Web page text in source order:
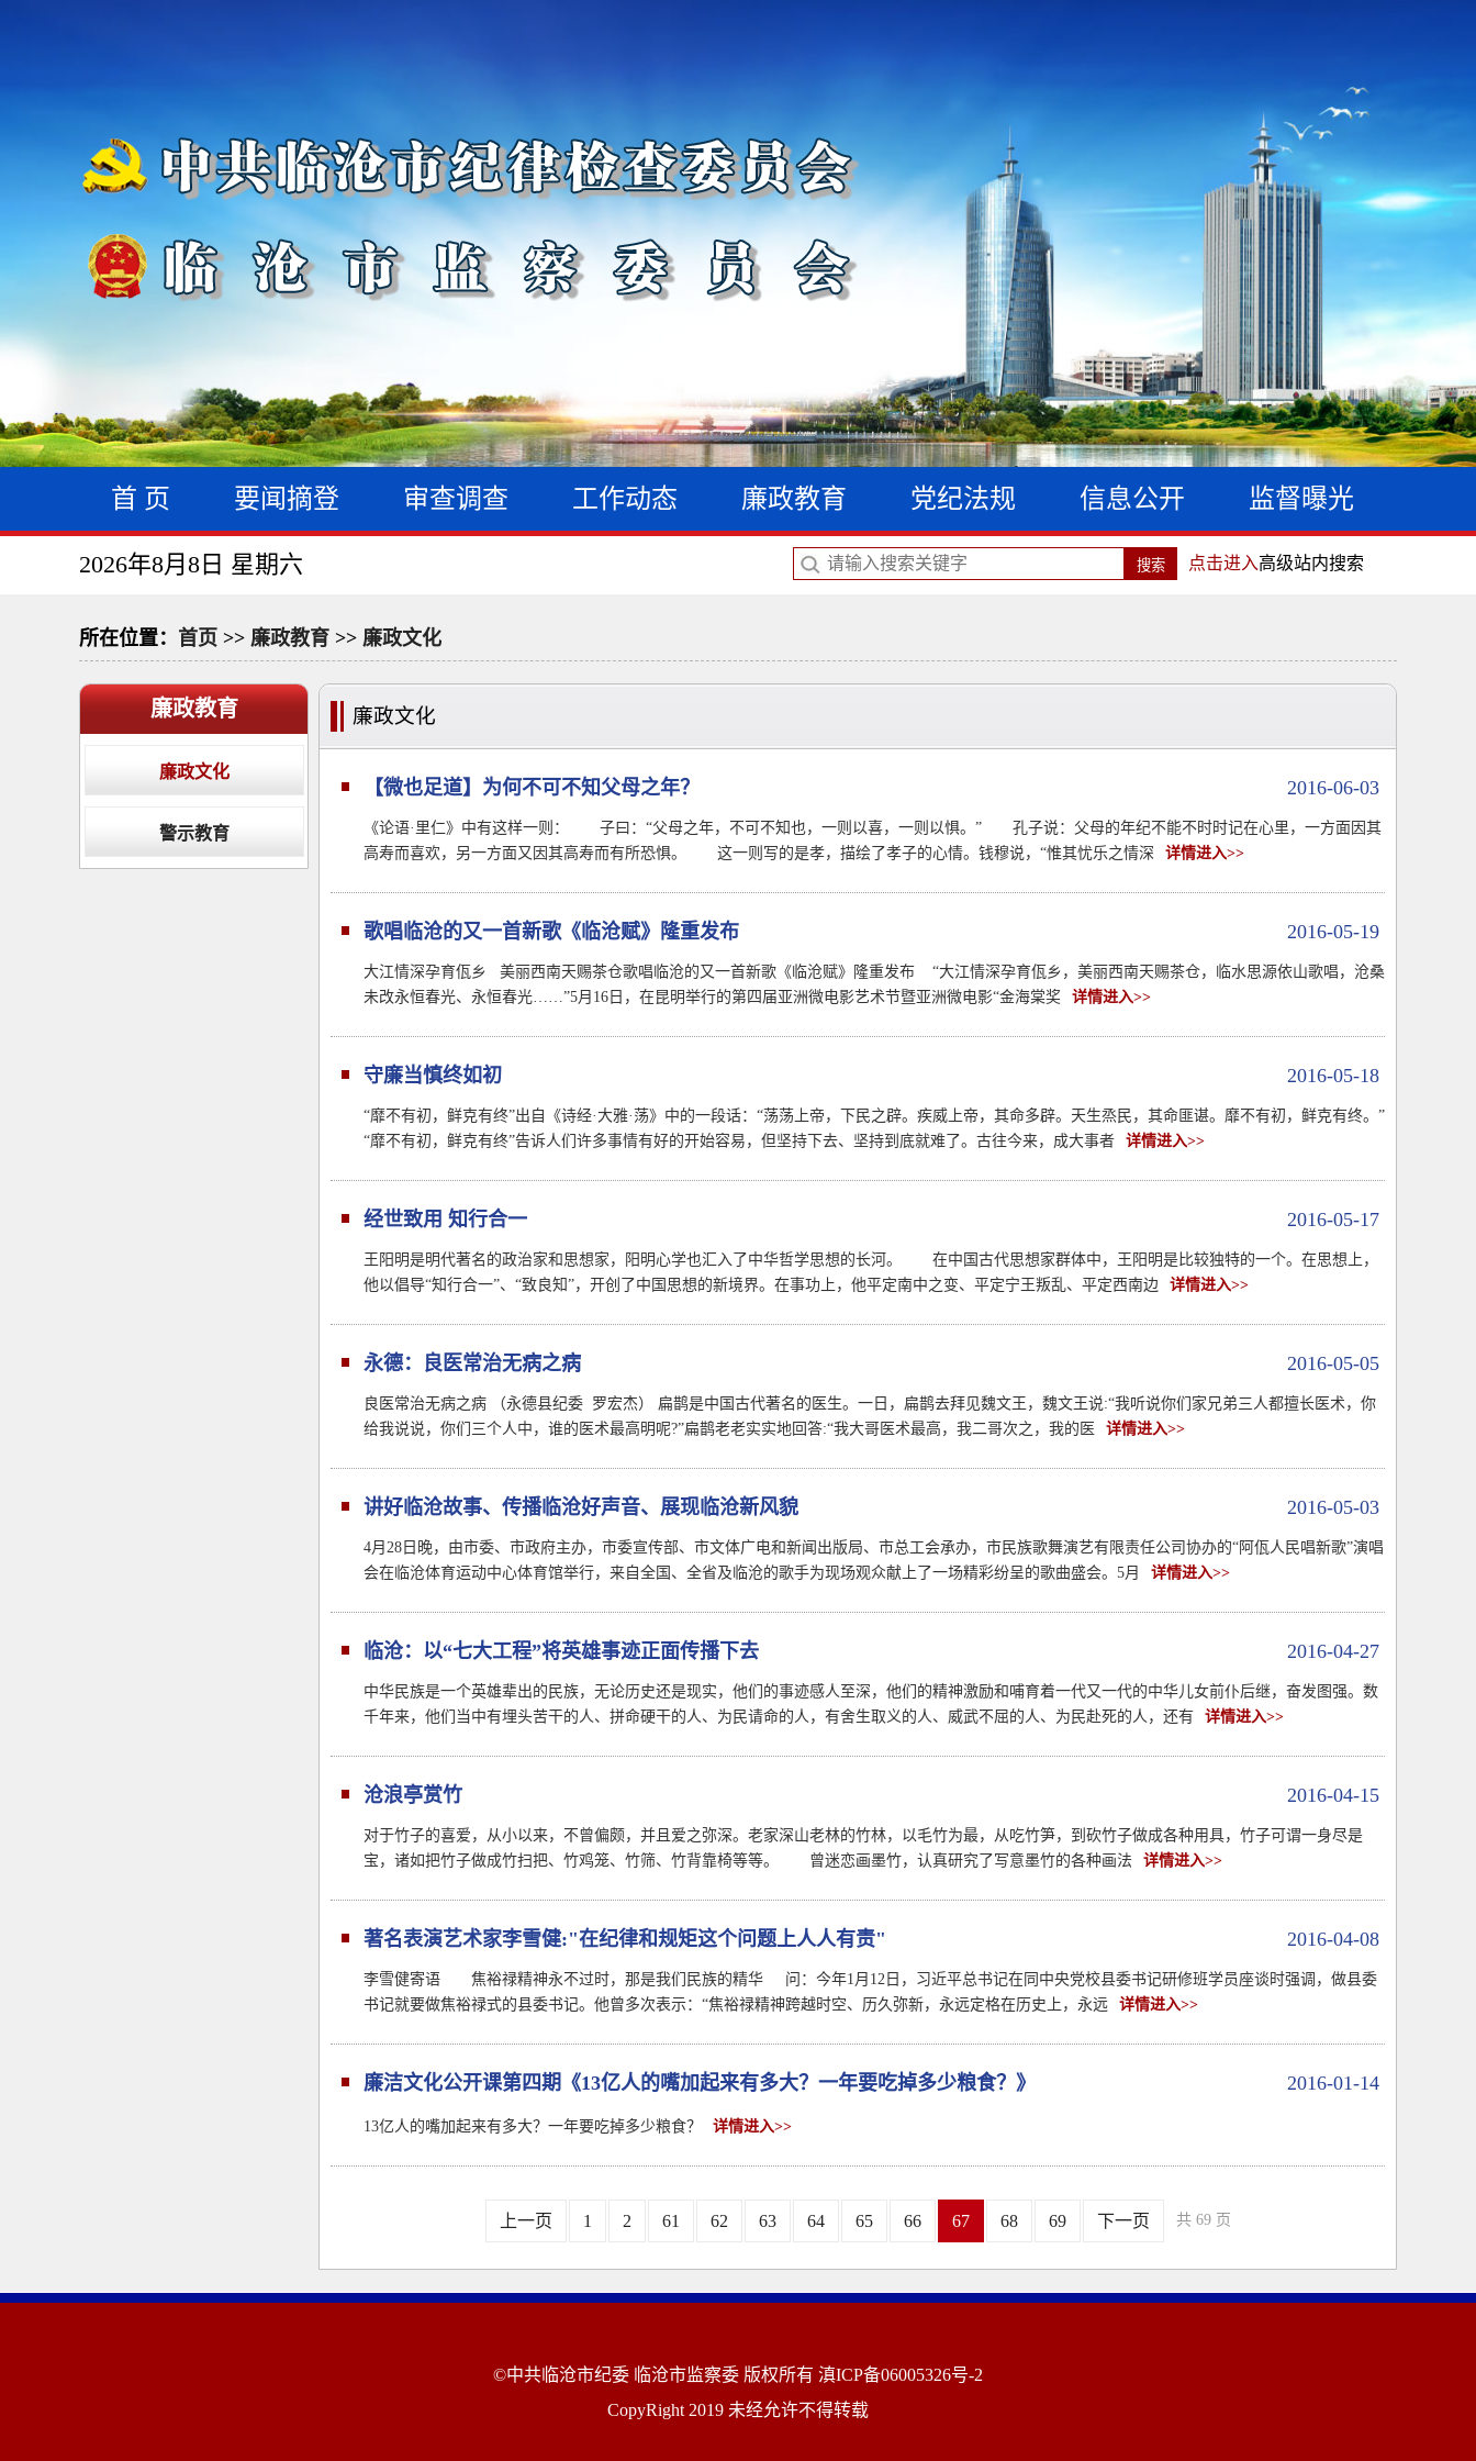
首 页 要闻摘登 审查调查 工作动态 廉政教育 党纪法规 信息公开 监督曝光
2026年8月8日 星期六 点击进入高级站内搜索
所在位置： 首页 >> 廉政教育 >> 廉政文化
廉政教育
廉政文化
警示教育
廉政文化
2016-06-03
【微也足道】为何不可不知父母之年？
《论语·里仁》中有这样一则： 子曰：“父母之年，不可不知也，一则以喜，一则以惧。” 孔子说：父母的年纪不能不时时记在心里，一方面因其
高寿而喜欢，另一方面又因其高寿而有所恐惧。 这一则写的是孝，描绘了孝子的心情。钱穆说，“惟其忧乐之情深
详情进入>>
2016-05-19
歌唱临沧的又一首新歌《临沧赋》隆重发布
大江情深孕育佤乡 美丽西南天赐茶仓歌唱临沧的又一首新歌《临沧赋》隆重发布 “大江情深孕育佤乡，美丽西南天赐茶仓，临水思源依山歌唱，沧桑
未改永恒春光、永恒春光……”5月16日，在昆明举行的第四届亚洲微电影艺术节暨亚洲微电影“金海棠奖
详情进入>>
2016-05-18
守廉当慎终如初
“靡不有初，鲜克有终”出自《诗经·大雅·荡》中的一段话：“荡荡上帝，下民之辟。疾威上帝，其命多辟。天生烝民，其命匪谌。靡不有初，鲜克有终。”
“靡不有初，鲜克有终”告诉人们许多事情有好的开始容易，但坚持下去、坚持到底就难了。古往今来，成大事者
详情进入>>
2016-05-17
经世致用 知行合一
王阳明是明代著名的政治家和思想家，阳明心学也汇入了中华哲学思想的长河。 在中国古代思想家群体中，王阳明是比较独特的一个。在思想上，
他以倡导“知行合一”、“致良知”，开创了中国思想的新境界。在事功上，他平定南中之变、平定宁王叛乱、平定西南边
详情进入>>
2016-05-05
永德：良医常治无病之病
良医常治无病之病 （永德县纪委 罗宏杰） 扁鹊是中国古代著名的医生。一日，扁鹊去拜见魏文王，魏文王说:“我听说你们家兄弟三人都擅长医术，你
给我说说，你们三个人中，谁的医术最高明呢?”扁鹊老老实实地回答:“我大哥医术最高，我二哥次之，我的医
详情进入>>
2016-05-03
讲好临沧故事、传播临沧好声音、展现临沧新风貌
4月28日晚，由市委、市政府主办，市委宣传部、市文体广电和新闻出版局、市总工会承办，市民族歌舞演艺有限责任公司协办的“阿佤人民唱新歌”演唱
会在临沧体育运动中心体育馆举行，来自全国、全省及临沧的歌手为现场观众献上了一场精彩纷呈的歌曲盛会。5月
详情进入>>
2016-04-27
临沧：以“七大工程”将英雄事迹正面传播下去
中华民族是一个英雄辈出的民族，无论历史还是现实，他们的事迹感人至深，他们的精神激励和哺育着一代又一代的中华儿女前仆后继，奋发图强。数
千年来，他们当中有埋头苦干的人、拼命硬干的人、为民请命的人，有舍生取义的人、威武不屈的人、为民赴死的人，还有
详情进入>>
2016-04-15
沧浪亭赏竹
对于竹子的喜爱，从小以来，不曾偏颇，并且爱之弥深。老家深山老林的竹林，以毛竹为最，从吃竹笋，到砍竹子做成各种用具，竹子可谓一身尽是
宝，诸如把竹子做成竹扫把、竹鸡笼、竹筛、竹背靠椅等等。 曾迷恋画墨竹，认真研究了写意墨竹的各种画法
详情进入>>
2016-04-08
著名表演艺术家李雪健:"在纪律和规矩这个问题上人人有责"
李雪健寄语 焦裕禄精神永不过时，那是我们民族的精华 问：今年1月12日，习近平总书记在同中央党校县委书记研修班学员座谈时强调，做县委
书记就要做焦裕禄式的县委书记。他曾多次表示：“焦裕禄精神跨越时空、历久弥新，永远定格在历史上，永远
详情进入>>
2016-01-14
廉洁文化公开课第四期《13亿人的嘴加起来有多大？一年要吃掉多少粮食？》
13亿人的嘴加起来有多大？一年要吃掉多少粮食？ 详情进入>>
上一页 1 2 61 62 63 64 65 66 67 68 69 下一页 共 69 页
©中共临沧市纪委 临沧市监察委 版权所有 滇ICP备06005326号-2
CopyRight 2019 未经允许不得转载